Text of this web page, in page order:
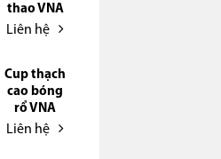
thao VNA
Liên hệ
Cup thạch
cao bóng
rổ VNA
Liên hệ